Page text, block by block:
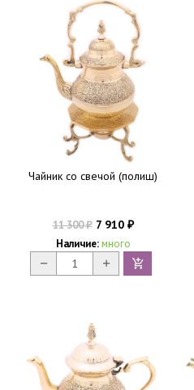
Чайник со свечой (полиш)
11 300₽7 910 ₽
Наличие: много